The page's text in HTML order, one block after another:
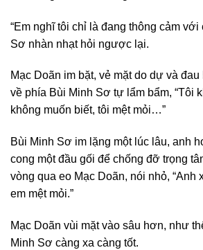
“Em nghĩ tôi chỉ là đang thông cảm với
Sơ nhàn nhạt hỏi ngược lại.
Mạc Doãn im bặt, vẻ mặt do dự và
về phía Bùi Minh Sơ tự lẩm bẩm, “Tôi
không muốn biết, tôi mệt mỏi…”
Bùi Minh Sơ im lặng một lúc lâu, anh
cong một đầu gối để chống đỡ trọng
vòng qua eo Mạc Doãn, nói nhỏ, “Anh
em mệt mỏi.”
Mạc Doãn vùi mặt vào sâu hơn, như
Minh Sơ càng xa càng tốt.